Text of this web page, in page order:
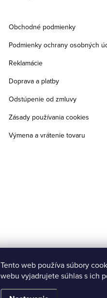
Tento web používa súbory
webu vyjadrujete súhlas s ich
Obchodné podmienky
Podmienky ochrany osobných
Reklamácie
Doprava a platby
Odstúpenie od zmluvy
Zásady používania cookies
Výmena a vrátenie tovaru
Upraviť nastavenie cookies